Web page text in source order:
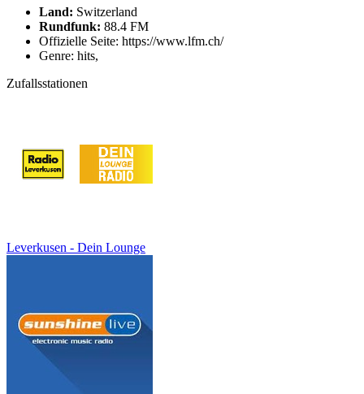
Land: Switzerland
Rundfunk: 88.4 FM
Offizielle Seite: https://www.lfm.ch/
Genre: hits,
Zufallsstationen
Leverkusen - Dein Lounge